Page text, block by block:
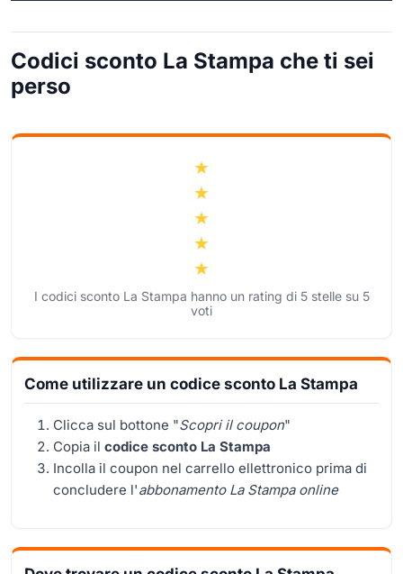
Codici sconto La Stampa che ti sei
perso
I codici sconto La Stampa hanno un rating di 5stelle su 5
voti
Come utilizzare un codice sconto La Stampa
Clicca sul bottone "Scopri il coupon"
Copia il codice sconto La Stampa
Incolla il coupon nel carrello ellettronico prima di
concludere l'abbonamento La Stampa online